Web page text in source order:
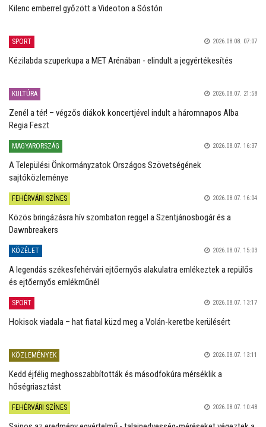
Kilenc emberrel győzött a Videoton a Sóstón
SPORT 2026.08.08. 07:07
Kézilabda szuperkupa a MET Arénában - elindult a jegyértékesítés
KULTÚRA 2026.08.07. 21:58
Zenél a tér! – végzős diákok koncertjével indult a háromnapos Alba
Regia Feszt
MAGYARORSZÁG 2026.08.07. 16:37
A Települési Önkormányzatok Országos Szövetségének
sajtóközleménye
FEHÉRVÁRI SZÍNES 2026.08.07. 16:04
Közös bringázásra hív szombaton reggel a Szentjánosbogár és a
Dawnbreakers
KÖZÉLET 2026.08.07. 15:03
A legendás székesfehérvári ejtőernyős alakulatra emlékeztek a repülős
és ejtőernyős emlékműnél
SPORT 2026.08.07. 13:17
Hokisok viadala – hat fiatal küzd meg a Volán-keretbe kerülésért
KÖZLEMÉNYEK 2026.08.07. 13:11
Kedd éjfélig meghosszabbították és másodfokúra mérséklik a
hőségriasztást
FEHÉRVÁRI SZÍNES 2026.08.07. 10:48